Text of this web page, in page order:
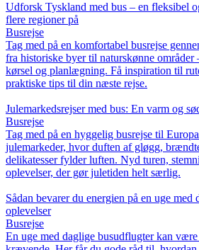
Udforsk Tyskland med bus – en fleksibel
flere regioner på
Busrejse
Tag med på en komfortabel busrejse
fra historiske byer til naturskønne områder
kørsel og planlægning. Få inspiration til
praktiske tips til din næste rejse.
Julemarkedsrejser med bus: En varm og
Busrejse
Tag med på en hyggelig busrejse til
julemarkeder, hvor duften af gløgg,
delikatesser fylder luften. Nyd turen,
oplevelser, der gør juletiden helt særlig.
Sådan bevarer du energien på en uge
oplevelser
Busrejse
En uge med daglige busudflugter kan